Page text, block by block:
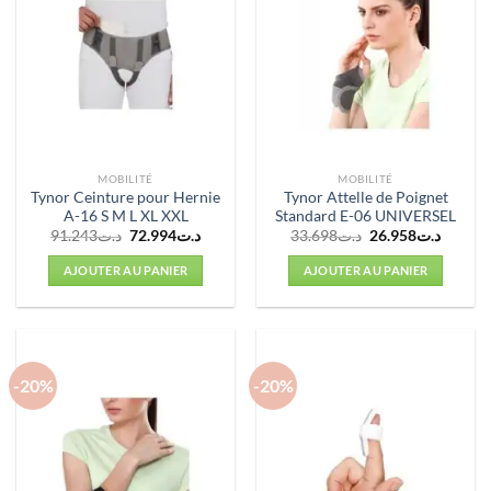
MOBILITÉ
Tynor Ceinture pour Hernie
A-16 S M L XL XXL
د.ت91.243
Le
initial
était :
د.ت91.243.
د.ت72.994
Le
AJOUTER AU PANIER
MOBILITÉ
Tynor Attelle de Poignet
Standard E-06 UNIVERSEL
د.ت33.698
Le
initial
était :
د.ت33.698.
د.ت26.958
Le
AJOUTER AU PANIER
-20% -20%